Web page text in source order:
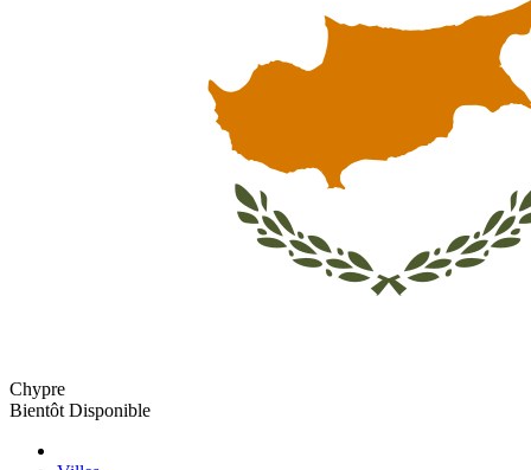
Chypre
Bientôt Disponible